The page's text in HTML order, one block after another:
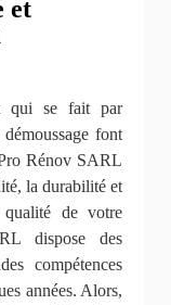
et
qui se fait par
font
Rénov SARL
la durabilité et
qualité de votre
dispose des
compétences
années. Alors,